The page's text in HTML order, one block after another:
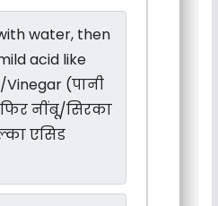
water, then
acid like
Vinegar (पानी
नींबू/सिरका
एसिड